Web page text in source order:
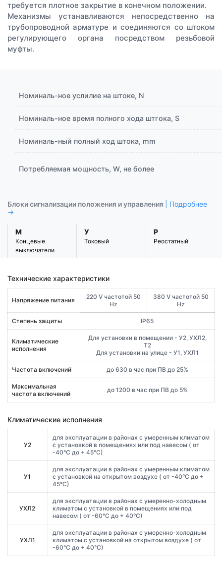
требуется плотное закрытие в конечном положении.
Механизмы устанавливаются непосредственно на
трубопроводной арматуре и соединяются со штоком
регулирующего органа посредством резьбовой
муфты.
Номиналь-ное услилие на штоке, N
Номиналь-ное время полного хода штгока, S
Номиналь-ный полный ход штока, mm
Потребляемая мощность, W, не более
Блоки сигнализации положения и управления
| Подробнее
→
М
Концевые
выключатели
У
Токовый
Р
Реостатный
Технические характеристики
Напряжение питания
220 V частотой 50
Hz
380 V частотой 50
Hz
Степень защиты IP65
Климатические
исполнения
Для установки в помещении - У2, УХЛ2,
Т2
Для установки на улице - У1, УХЛ1
Частота включений до 630 в час при ПВ до 25%
Максимальная
частота включений
до 1200 в час при ПВ до 5%
Климатические исполнения
У2
для эксплуатации в районах с умеренным климатом
с установкой в помещениях или под навесом ( от
-40°С до + 45°С)
У1
для эксплуатации в районах с умеренным климатом
с установкой на открытом воздухе ( от -40°С до +
45°С)
УХЛ2
для эксплуатации в районах с умеренно-холодным
климатом с установкой в помещениях или под
навесом ( от -60°С до + 40°С)
УХЛ1
для эксплуатации в районах с умеренно-холодным
климатом с установкой на открытом воздухе ( от
-60°С до + 40°С)